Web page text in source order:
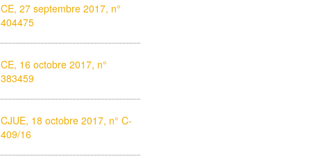
CE, 27 septembre 2017, n°
404475
CE, 16 octobre 2017, n°
383459
CJUE, 18 octobre 2017, n° C-
409/16